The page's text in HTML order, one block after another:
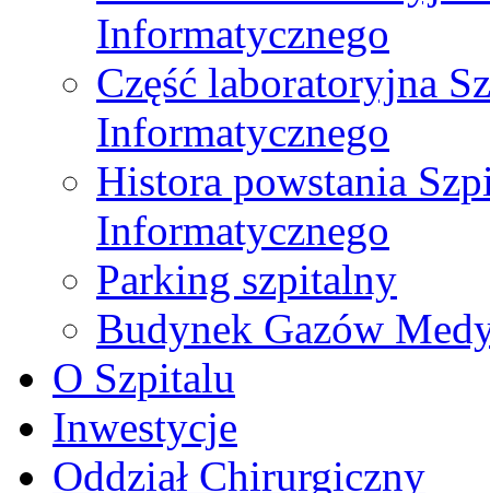
Informatycznego
Część laboratoryjna
Informatycznego
Histora powstania
Informatycznego
Parking szpitalny
Budynek Gazów
O Szpitalu
Inwestycje
Oddział Chirurgiczny